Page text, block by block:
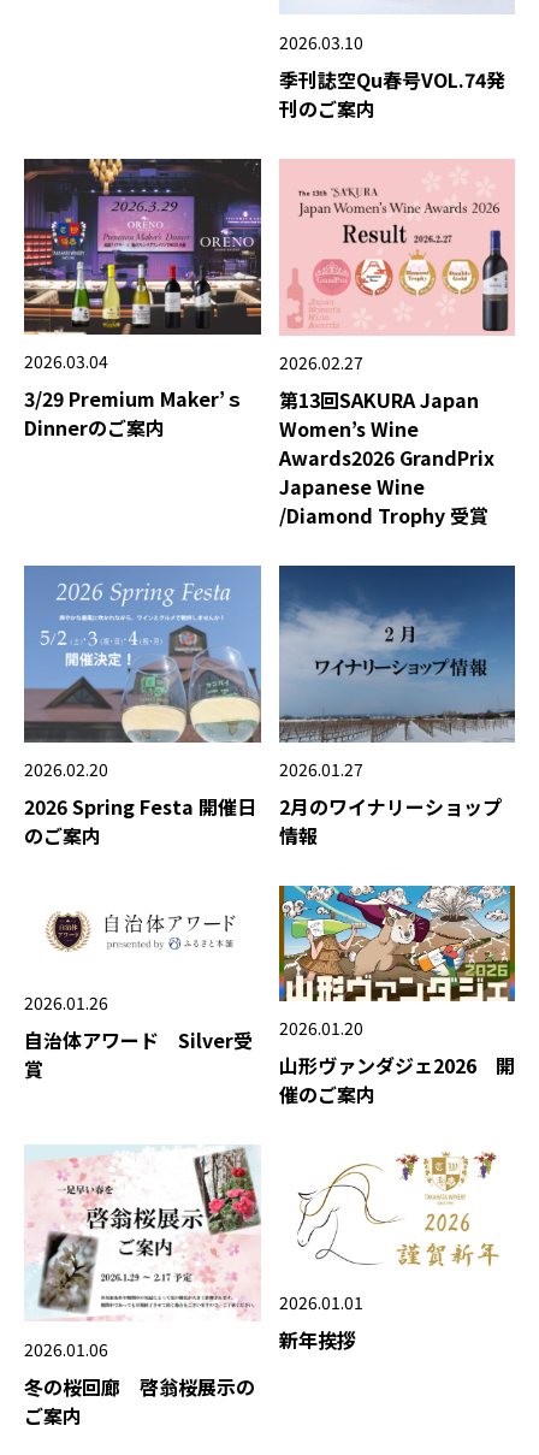
2026.03.10
季刊誌空Qu春号VOL.74発
刊のご案内
2026.03.04
3/29 Premium Maker’ｓ
Dinnerのご案内
2026.02.27
第13回SAKURA Japan
Women’s Wine
Awards2026 GrandPrix
Japanese Wine
/Diamond Trophy 受賞
2026.02.20
2026 Spring Festa 開催日
のご案内
2026.01.27
2月のワイナリーショップ
情報
2026.01.26
自治体アワード Silver受
賞
2026.01.20
山形ヴァンダジェ2026 開
催のご案内
2026.01.06
冬の桜回廊 啓翁桜展示の
ご案内
2026.01.01
新年挨拶